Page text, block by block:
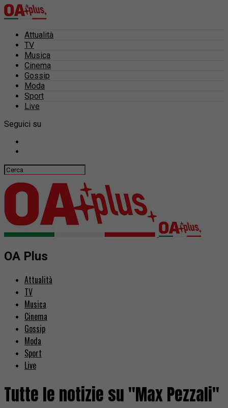
Attualità
TV
Musica
Cinema
Gossip
Moda
Sport
Live
Seguici su
OA Plus
Attualità
TV
Musica
Cinema
Gossip
Moda
Sport
Live
Tutte le notizie su "Max Pezzali"